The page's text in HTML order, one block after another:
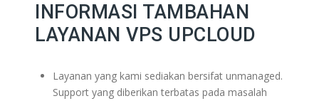
INFORMASI TAMBAHAN
LAYANAN VPS UPCLOUD
Layanan yang kami sediakan bersifat unmanaged.
Support yang diberikan terbatas pada masalah